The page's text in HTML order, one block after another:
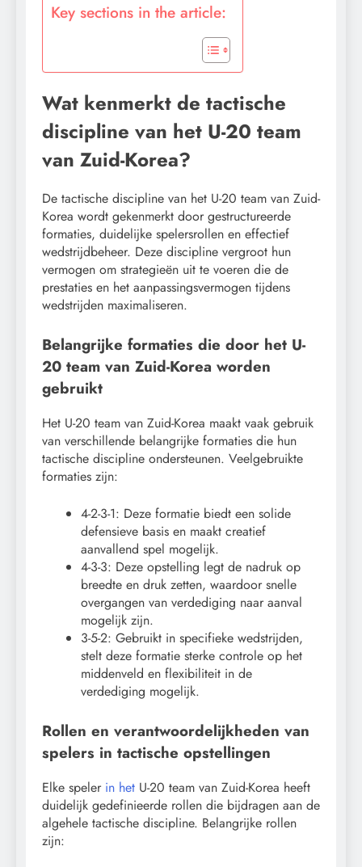
Key sections in the article:
Wat kenmerkt de tactische
discipline van het U-20 team
van Zuid-Korea?
De tactische discipline van het U-20 team van Zuid-
Korea wordt gekenmerkt door gestructureerde
formaties, duidelijke spelersrollen en effectief
wedstrijdbeheer. Deze discipline vergroot hun
vermogen om strategieën uit te voeren die de
prestaties en het aanpassingsvermogen tijdens
wedstrijden maximaliseren.
Belangrijke formaties die door het U-
20 team van Zuid-Korea worden
gebruikt
Het U-20 team van Zuid-Korea maakt vaak gebruik
van verschillende belangrijke formaties die hun
tactische discipline ondersteunen. Veelgebruikte
formaties zijn:
4-2-3-1: Deze formatie biedt een solide
defensieve basis en maakt creatief
aanvallend spel mogelijk.
4-3-3: Deze opstelling legt de nadruk op
breedte en druk zetten, waardoor snelle
overgangen van verdediging naar aanval
mogelijk zijn.
3-5-2: Gebruikt in specifieke wedstrijden,
stelt deze formatie sterke controle op het
middenveld en flexibiliteit in de
verdediging mogelijk.
Rollen en verantwoordelijkheden van
spelers in tactische opstellingen
Elke speler in het U-20 team van Zuid-Korea heeft
duidelijk gedefinieerde rollen die bijdragen aan de
algehele tactische discipline. Belangrijke rollen
zijn: